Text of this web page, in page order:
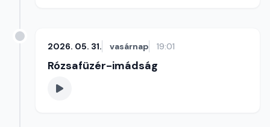
2026. 05. 31. vasárnap 19:01
Rózsafüzér-imádság